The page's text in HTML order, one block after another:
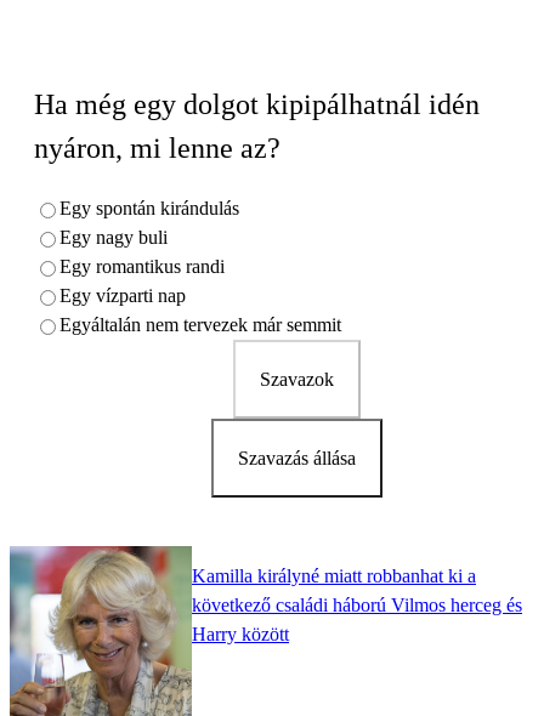
Ha még egy dolgot kipipálhatnál idén
nyáron, mi lenne az?
Egy spontán kirándulás
Egy nagy buli
Egy romantikus randi
Egy vízparti nap
Egyáltalán nem tervezek már semmit
Szavazok
Szavazás állása
Kamilla királyné miatt robbanhat ki a
következő családi háború Vilmos herceg és
Harry között